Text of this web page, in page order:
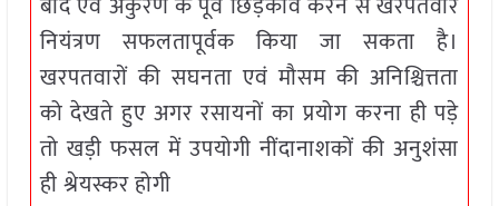
नियंत्रण सफलतापूर्वक किया जा सकता है।
खरपतवारों की सघनता एवं मौसम की अनिश्चित्तता
को देखते हुए अगर रसायनों का प्रयोग करना ही पड़े
तो खड़ी फसल में उपयोगी नींदानाशकों की अनुशंसा
ही श्रेयस्कर होगी